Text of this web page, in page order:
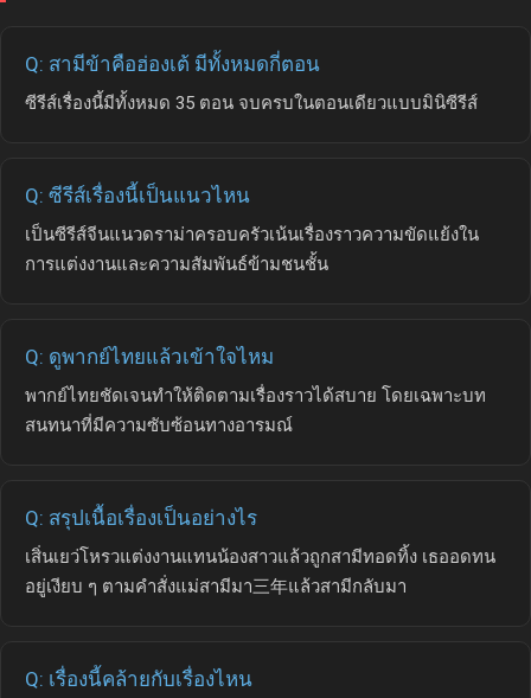
Q: สามีข้าคือฮ่องเต้ มีทั้งหมดกี่ตอน
ซีรีส์เรื่องนี้มีทั้งหมด 35 ตอน จบครบในตอนเดียวแบบมินิซีรีส์
Q: ซีรีส์เรื่องนี้เป็นแนวไหน
เป็นซีรีส์จีนแนวดราม่าครอบครัวเน้นเรื่องราวความขัดแย้งใน
การแต่งงานและความสัมพันธ์ข้ามชนชั้น
Q: ดูพากย์ไทยแล้วเข้าใจไหม
พากย์ไทยชัดเจนทำให้ติดตามเรื่องราวได้สบาย โดยเฉพาะบท
สนทนาที่มีความซับซ้อนทางอารมณ์
Q: สรุปเนื้อเรื่องเป็นอย่างไร
เสิ่นเยว่โหรวแต่งงานแทนน้องสาวแล้วถูกสามีทอดทิ้ง เธออดทน
อยู่เงียบ ๆ ตามคำสั่งแม่สามีมา三年แล้วสามีกลับมา
Q: เรื่องนี้คล้ายกับเรื่องไหน